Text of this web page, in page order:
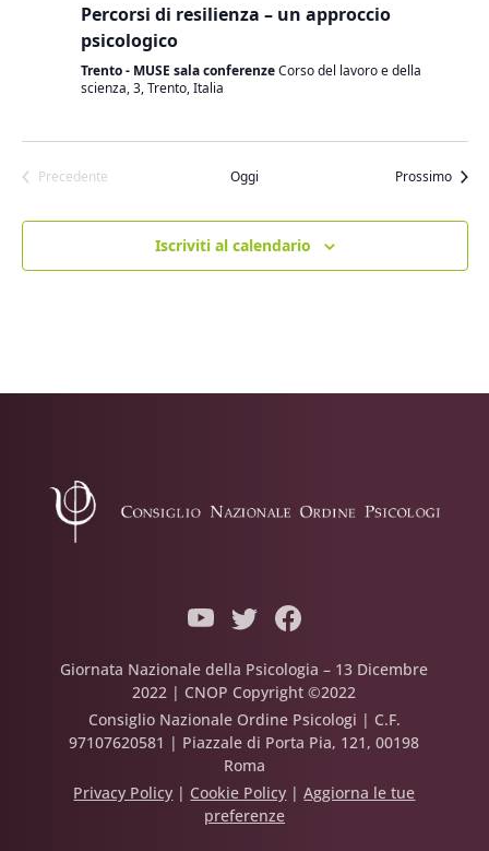
Edizione 2021
Edizione 2017
Percorsi di resilienza – un approccio
psicologico
Trento - MUSE sala conferenzeCorso del lavoro e della
scienza, 3, Trento, Italia
Precedente
Oggi ProssimoEventi
Iscriviti al calendario
Giornata Nazionale della Psicologia – 13 Dicembre
2022 | CNOP Copyright ©2022
Consiglio Nazionale Ordine Psicologi | C.F.
97107620581 | Piazzale di Porta Pia, 121, 00198
Roma
Privacy Policy | Cookie Policy |Aggiorna le tue
preferenze